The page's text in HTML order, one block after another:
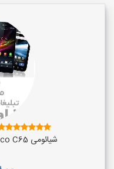
شیائومی Poco C65 مدل2024گلوبال256گیگ